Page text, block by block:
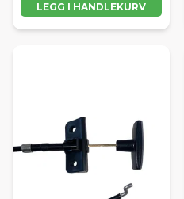
LEGG I HANDLEKURV